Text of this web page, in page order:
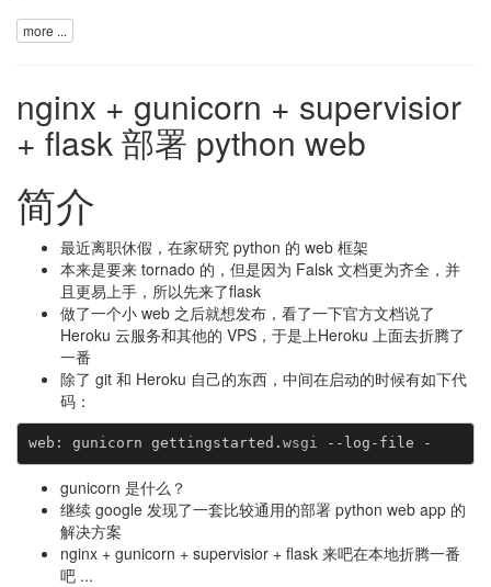
more ...
nginx + gunicorn + supervisior
+ flask 部署 python web
简介
最近离职休假，在家研究 python 的 web 框架
本来是要来 tornado 的，但是因为 Falsk 文档更为齐全，并
且更易上手，所以先来了flask
做了一个小 web 之后就想发布，看了一下官方文档说了
Heroku 云服务和其他的 VPS，于是上Heroku 上面去折腾了
一番
除了 git 和 Heroku 自己的东西，中间在启动的时候有如下代
码：
web : gunicorn gettingstarted . wsgi -- log - file -
gunicorn 是什么？
继续 google 发现了一套比较通用的部署 python web app 的
解决方案
nginx + gunicorn + supervisior + flask 来吧在本地折腾一番
吧 ...